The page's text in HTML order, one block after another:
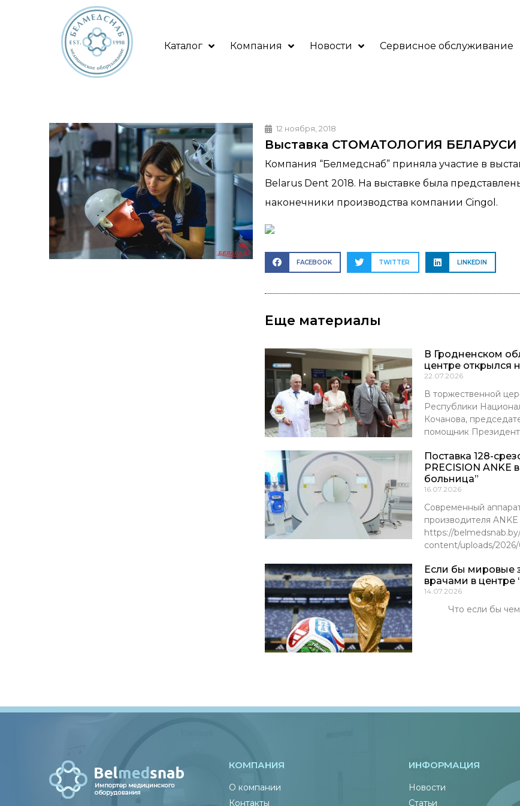
Каталог Компания Новости Сервисное обслуживание
12 ноября, 2018
Выставка СТОМАТОЛОГИЯ БЕЛАРУСИ
Компания “Белмедснаб” приняла участие в
Belarus Dent 2018. На выставке была
наконечники производства компании Cingol.
FACEBOOK TWITTER LINKEDIN
Еще материалы
В Гродненском
центре открылся
22.07.2026
В торжественной
Республики
Кочанова,
помощник
Поставка 128-
PRECISION ANKE
больница”
16.07.2026
Современный
производителя
https://
content/uploads/
Если бы мировые
врачами в центре
14.07.2026
Что если бы
КОМПАНИЯ
О компании
Контакты
ИНФОРМАЦИЯ
Новости
Статьи